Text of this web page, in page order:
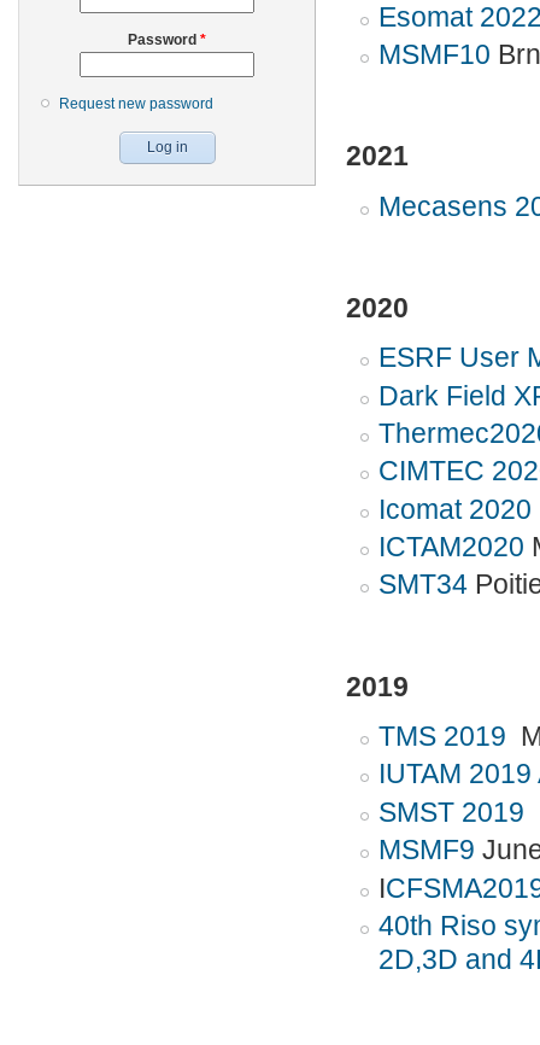
Password *
Request new password
Esomat
MSMF10
2021
Mecasens
2020
ESRF User
Dark Field
CIMTEC
Icomat 2020
ICTAM2020
SMT34
2019
TMS 2019
IUTAM
SMST 2019
MSMF9
I
40th Riso
2D,3D and